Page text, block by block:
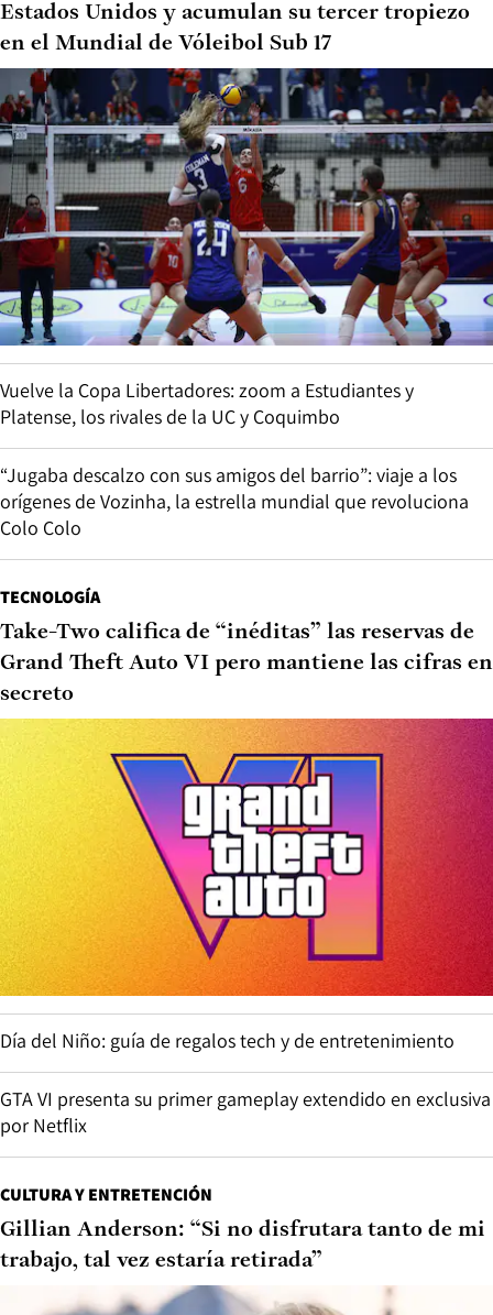
Estados Unidos y acumulan su tercer tropiezo
en el Mundial de Vóleibol Sub 17
Vuelve la Copa Libertadores: zoom a Estudiantes y
Platense, los rivales de la UC y Coquimbo
“Jugaba descalzo con sus amigos del barrio”: viaje a los
orígenes de Vozinha, la estrella mundial que revoluciona
Colo Colo
TECNOLOGÍA
Take-Two califica de “inéditas” las reservas de
Grand Theft Auto VI pero mantiene las cifras en
secreto
Día del Niño: guía de regalos tech y de entretenimiento
GTA VI presenta su primer gameplay extendido en exclusiva
por Netflix
CULTURA Y ENTRETENCIÓN
Gillian Anderson: “Si no disfrutara tanto de mi
trabajo, tal vez estaría retirada”